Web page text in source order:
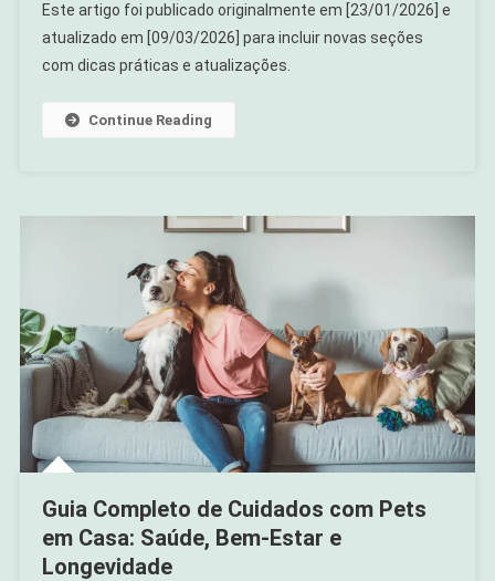
Este artigo foi publicado originalmente em [23/01/2026] e
atualizado em [09/03/2026] para incluir novas seções
com dicas práticas e atualizações.
Continue Reading
Guia Completo de Cuidados com Pets
em Casa: Saúde, Bem-Estar e
Longevidade